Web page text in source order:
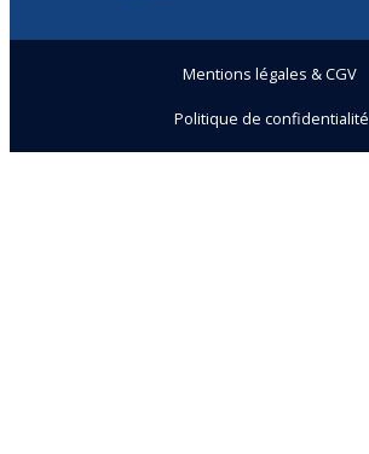
Mentions légales & CGV
Politique de confidentialité